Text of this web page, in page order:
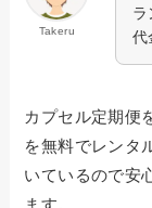
Takeru
ラ
代
カプセル定期便
を無料でレンタ
いているので安